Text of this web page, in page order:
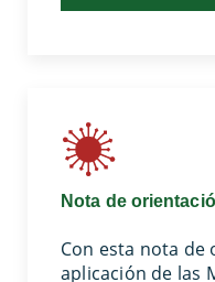
Nota de
Con esta nota de
aplicación de las